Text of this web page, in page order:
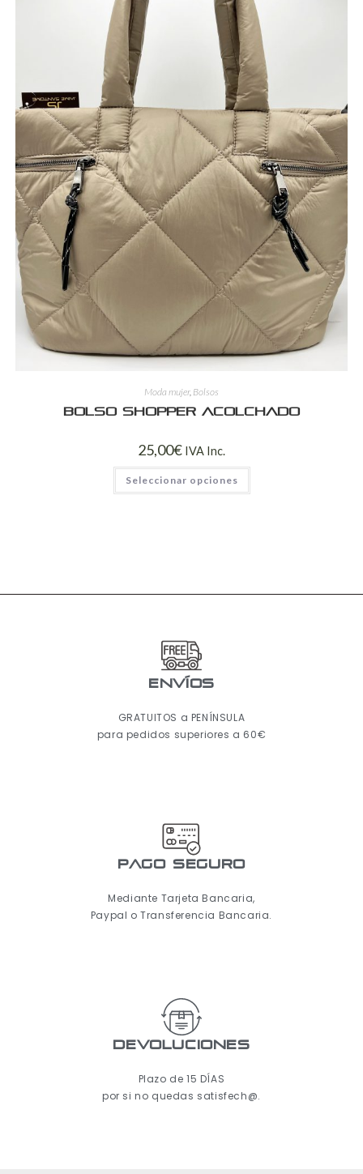
Moda mujer, Bolsos
Bolso shopper acolchado
25,00€ IVA Inc.
Seleccionar opciones
ENVÍOS
GRATUITOS a PENÍNSULA
para pedidos superiores a 60€
pago seguro
Mediante Tarjeta Bancaria,
Paypal o Transferencia Bancaria.
Devoluciones
Plazo de 15 DÍAS
por si no quedas satisfech@.